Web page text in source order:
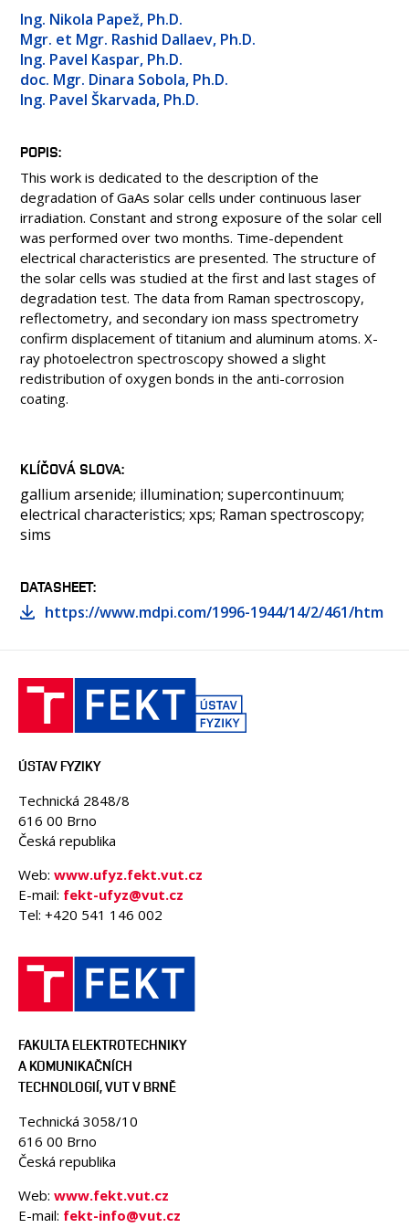
LABORATOŘE
MÉDIA
KONFERENCE A SOUTĚŽE
Ing. Nikola Papež, Ph.D.
Mgr. et Mgr. Rashid Dallaev, Ph.D.
Ing. Pavel Kaspar, Ph.D.
doc. Mgr. Dinara Sobola, Ph.D.
Ing. Pavel Škarvada, Ph.D.
POPIS
This work is dedicated to the description of the
degradation of GaAs solar cells under continuous laser
irradiation. Constant and strong exposure of the solar cell
was performed over two months. Time-dependent
electrical characteristics are presented. The structure of
the solar cells was studied at the first and last stages of
degradation test. The data from Raman spectroscopy,
reflectometry, and secondary ion mass spectrometry
confirm displacement of titanium and aluminum atoms. X-
ray photoelectron spectroscopy showed a slight
redistribution of oxygen bonds in the anti-corrosion
coating.
KLÍČOVÁ SLOVA
gallium arsenide; illumination; supercontinuum;
electrical characteristics; xps; Raman spectroscopy;
sims
DATASHEET
https://www.mdpi.com/1996-1944/14/2/461/htm
ÚSTAV FYZIKY
Technická 2848/8
616 00 Brno
Česká republika
Web: www.ufyz.fekt.vut.cz
E-mail: fekt-ufyz@vut.cz
Tel: +420 541 146 002
FAKULTA ELEKTROTECHNIKY
A KOMUNIKAČNÍCH
TECHNOLOGIÍ, VUT V BRNĚ
Technická 3058/10
616 00 Brno
Česká republika
Web: www.fekt.vut.cz
E-mail: fekt-info@vut.cz